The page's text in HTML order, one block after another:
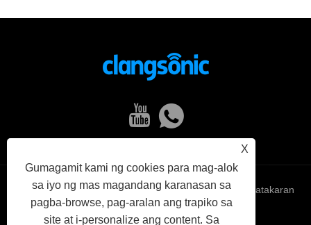
X
Gumagamit kami ng cookies para mag-alok
sa iyo ng mas magandang karanasan sa
pagba-browse, pag-aralan ang trapiko sa
site at i-personalize ang content. Sa
Links Sitemap RSS XML Patakaran